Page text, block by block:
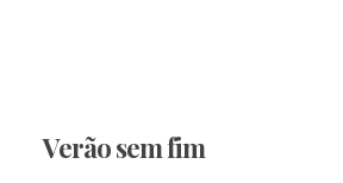
Verão sem fim